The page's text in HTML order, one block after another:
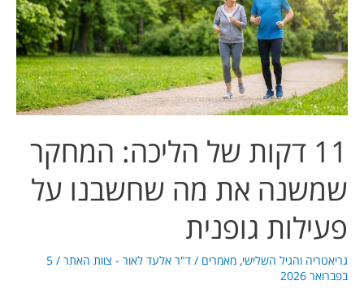
11 דקות של הליכה: המחקר
שמשנה את מה שחשבנו על
פעילות גופנית
גריאטריה והגיל השלישי, מאמרים / ד"ר אלעד לאור - צוות האתר /
5
בפברואר 2026
הליכה:
המחקר
שמשנה
את
מה
שחשבנו
פעילות